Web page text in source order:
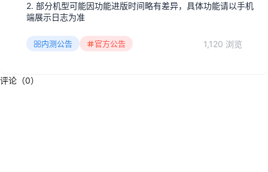
2. 部分机型可能因功能进版时间略有差异，具体功能请以手机
端展示日志为准
内测公告 官方公告 1,120 浏览
评论（0）